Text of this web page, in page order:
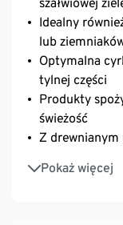
Idealny
lub
Optymalna
tylnej części
Produkty
świeżość
Z
Pokaż więcej
Przecierać
zmywarce